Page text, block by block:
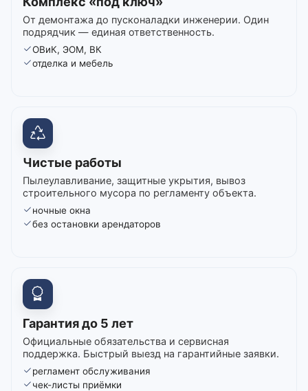
От демонтажа до пусконаладки инженерии. Один
подрядчик — единая ответственность.
ОВиК, ЭОМ, ВК
отделка и мебель
Чистые работы
Пылеулавливание, защитные укрытия, вывоз
строительного мусора по регламенту объекта.
ночные окна
без остановки арендаторов
Гарантия до 5 лет
Официальные обязательства и сервисная
поддержка. Быстрый выезд на гарантийные заявки.
регламент обслуживания
чек-листы приёмки